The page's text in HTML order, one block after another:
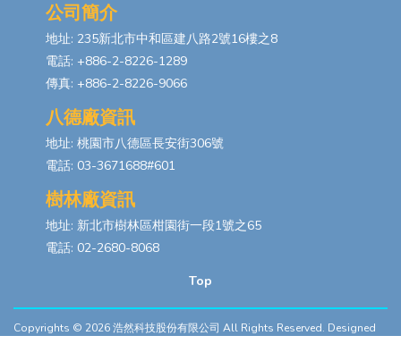
公司簡介
地址: 235新北市中和區建八路2號16樓之8
電話: +886-2-8226-1289
傳真: +886-2-8226-9066
八德廠資訊
地址: 桃園市八德區長安街306號
電話: 03-3671688#601
樹林廠資訊
地址: 新北市樹林區柑園街一段1號之65
電話: 02-2680-8068
Top
Copyrights © 2026浩然科技股份有限公司 All Rights Reserved. Designed